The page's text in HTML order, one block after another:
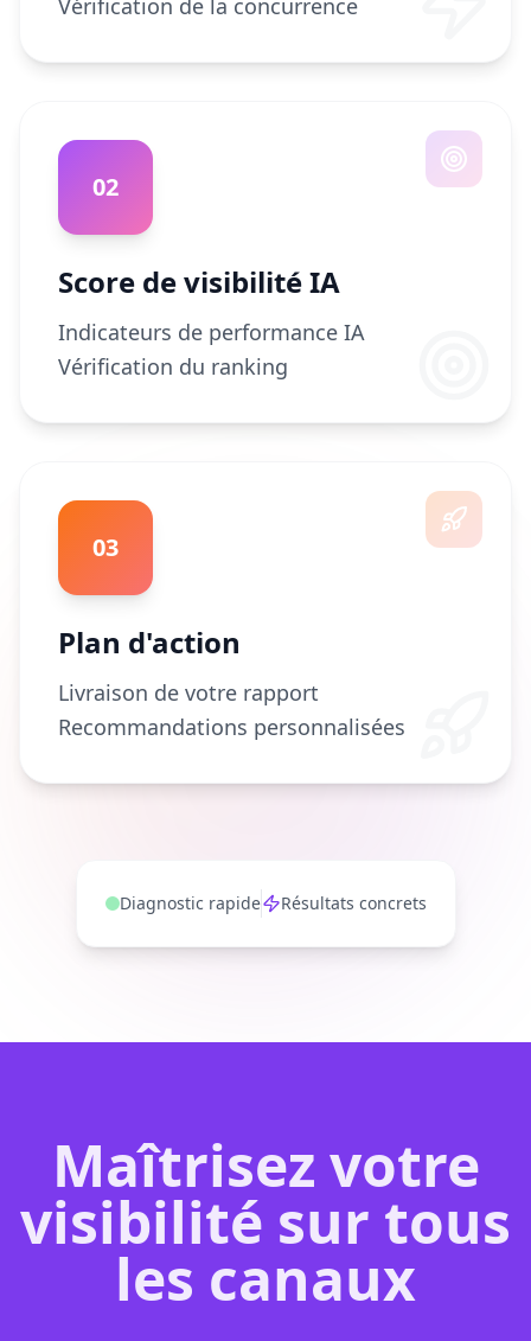
Vérification de la concurrence
02
Score de visibilité IA
Indicateurs de performance IA
Vérification du ranking
03
Plan d'action
Livraison de votre rapport
Recommandations personnalisées
Diagnostic rapide Résultats concrets
Maîtrisez votre
visibilité sur tous
les canaux